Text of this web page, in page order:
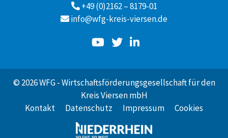
+49 (0)2162 – 8179-01
info@wfg-kreis-viersen.de
© 2026 WFG - Wirtschaftsförderungsgesellschaft für den
Kreis Viersen mbH
Kontakt
Datenschutz Impressum Cookies